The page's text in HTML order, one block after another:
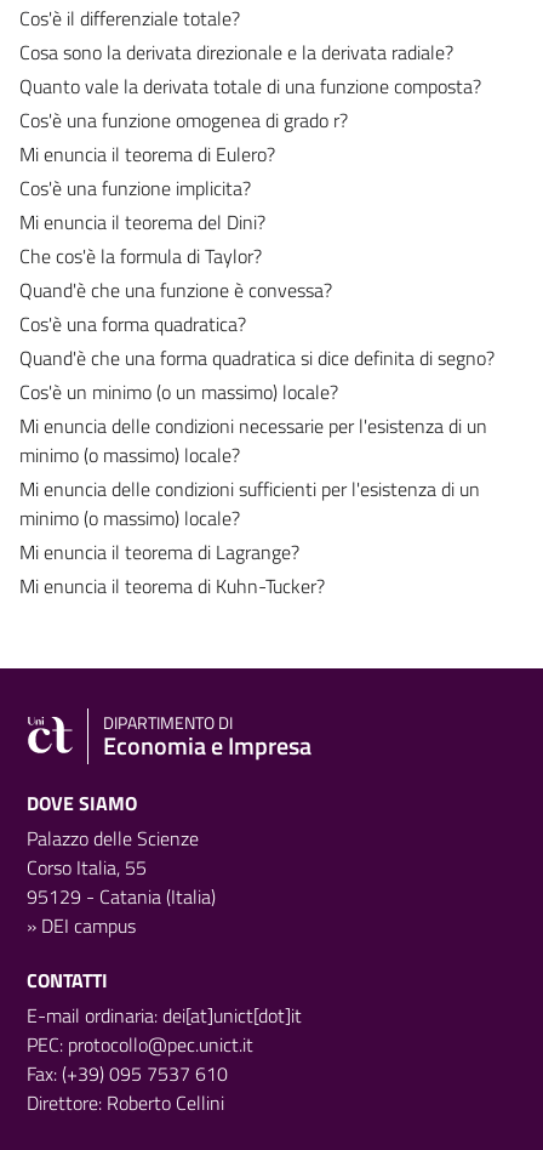
Cos'è il differenziale totale?
Cosa sono la derivata direzionale e la derivata radiale?
Quanto vale la derivata totale di una funzione composta?
Cos'è una funzione omogenea di grado r?
Mi enuncia il teorema di Eulero?
Cos'è una funzione implicita?
Mi enuncia il teorema del Dini?
Che cos'è la formula di Taylor?
Quand'è che una funzione è convessa?
Cos'è una forma quadratica?
Quand'è che una forma quadratica si dice definita di segno?
Cos'è un minimo (o un massimo) locale?
Mi enuncia delle condizioni necessarie per l'esistenza di un
minimo (o massimo) locale?
Mi enuncia delle condizioni sufficienti per l'esistenza di un
minimo (o massimo) locale?
Mi enuncia il teorema di Lagrange?
Mi enuncia il teorema di Kuhn-Tucker?
DIPARTIMENTO DI
Economia e Impresa
DOVE SIAMO
Palazzo delle Scienze
Corso Italia, 55
95129 - Catania (Italia)
» DEI campus
CONTATTI
E-mail ordinaria: dei[at]unict[dot]it
PEC: protocollo@pec.unict.it
Fax: (+39) 095 7537 610
Direttore: Roberto Cellini